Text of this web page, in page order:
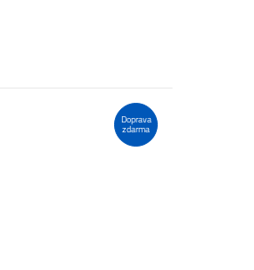
Doprava
zdarma